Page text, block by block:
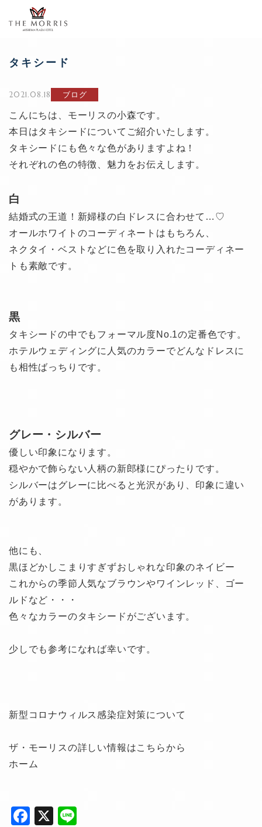
タキシード
2021.08.18 ブログ
こんにちは、モーリスの小森です。
本日はタキシードについてご紹介いたします。
タキシードにも色々な色がありますよね！
それぞれの色の特徴、魅力をお伝えします。
白
結婚式の王道！新婦様の白ドレスに合わせて…♡
オールホワイトのコーディネートはもちろん、
ネクタイ・ベストなどに色を取り入れたコーディネー
トも素敵です。
黒
タキシードの中でもフォーマル度No.1の定番色です。
ホテルウェディングに人気のカラーでどんなドレスに
も相性ばっちりです。
グレー・シルバー
優しい印象になります。
穏やかで飾らない人柄の新郎様にぴったりです。
シルバーはグレーに比べると光沢があり、印象に違い
があります。
他にも、
黒ほどかしこまりすぎずおしゃれな印象のネイビー
これからの季節人気なブラウンやワインレッド、ゴー
ルドなど・・・
色々なカラーのタキシードがございます。
少しでも参考になれば幸いです。
新型コロナウィルス感染症対策について
ザ・モーリスの詳しい情報はこちらから
ホーム
F
X